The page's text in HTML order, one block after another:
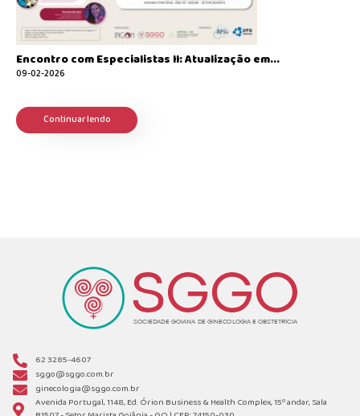
Encontro com Especialistas II: Atualização em...
09-02-2026
Continuar lendo
62 3285-4607
sggo@sggo.com.br
ginecologia@sggo.com.br
Avenida Portugal, 1148, Ed. Órion Business & Health Complex, 15º andar, Sala